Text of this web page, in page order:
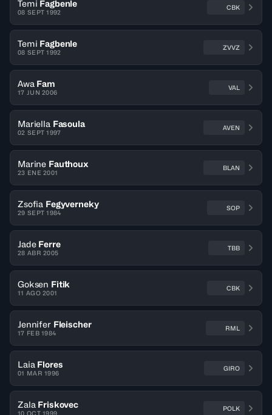
Temi Fagbenle
08 SEPT 1992
CBK
Temi Fagbenle
08 SEPT 1992
ZVVZ
Awa Fam
17 JUN 2006
VAL
Mariella Fasoula
02 SEPT 1997
AVEN
Marine Fauthoux
23 ENE 2001
BLAN
Zsofia Fegyverneky
29 SEPT 1984
SOP
Jade Ferre
28 ABR 2005
TBB
Goksen Fitik
11 AGO 2001
CBK
Jennifer Fleischer
17 FEB 1984
RML
Laia Flores
01 MAR 1996
GIRO
Zala Friskovec
10 OCT 1999
POLK